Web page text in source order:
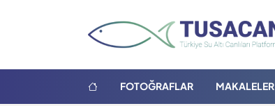
FOTOĞRAFLAR MAKALELER